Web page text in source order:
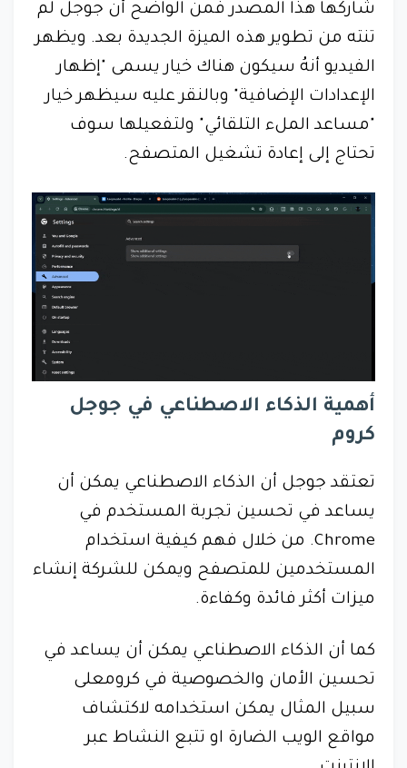
شاركها هذا المصدر فمن الواضح أن جوجل لم
تنته من تطوير هذه الميزة الجديدة بعد. ويظهر
الفيديو أنهُ سيكون هناك خيار يسمى "إظهار
الإعدادات الإضافية" وبالنقر عليه سيظهر خيار
"مساعد الملء التلقائي" ولتفعيلها سوف
تحتاج إلى إعادة تشغيل المتصفح.
أهمية الذكاء الاصطناعي في جوجل
كروم
تعتقد جوجل أن الذكاء الاصطناعي يمكن أن
يساعد في تحسين تجربة المستخدم في
Chrome. من خلال فهم كيفية استخدام
المستخدمين للمتصفح ويمكن للشركة إنشاء
ميزات أكثر فائدة وكفاءة.
كما أن الذكاء الاصطناعي يمكن أن يساعد في
تحسين الأمان والخصوصية في كرومعلى
سبيل المثال يمكن استخدامه لاكتشاف
مواقع الويب الضارة او تتبع النشاط عبر